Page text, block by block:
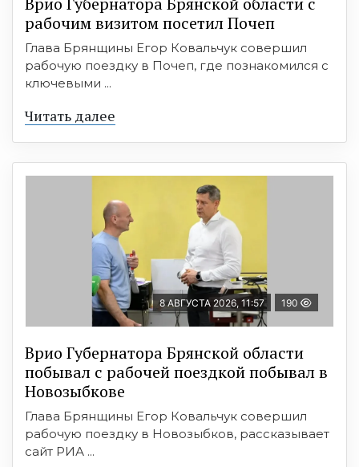
рабочим визитом посетил Почеп
Глава Брянщины Егор Ковальчук совершил
рабочую поездку в Почеп, где познакомился с
ключевыми ...
Читать далее
8 АВГУСТА 2026, 11:57 190
Врио Губернатора Брянской области
побывал с рабочей поездкой побывал в
Новозыбкове
Глава Брянщины Егор Ковальчук совершил
рабочую поездку в Новозыбков, рассказывает
сайт РИА ...